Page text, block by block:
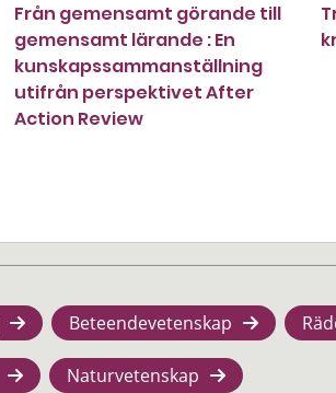
Från gemensamt görande till
gemensamt lärande : En
kunskapssammanställning
utifrån perspektivet After
Action Review
Beteendevetenskap
Naturvetenskap